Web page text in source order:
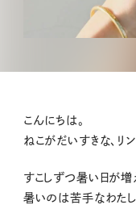
こんにちは。
ねこがだいすきな、リ
すこしずつ暑い日が増
暑いのは苦手なわた